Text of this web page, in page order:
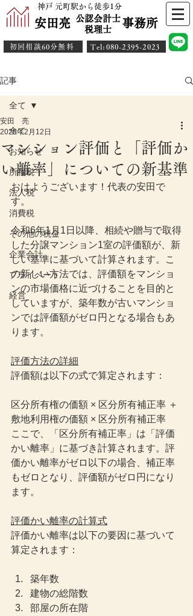
神戸 元町駅から徒歩1分
安田亮 事務所
公認会計士
​税理士
初回相談60分無料 ​Tel:080-2395-2023
記事
全て
お知らせ
所得税
法人税
消費税
その他の税金
企業会計
プライベート
経営
全て
マンション評価と「評価か
い離率」についての新基準
安田 亮
2025年2月12日
おはようございます！代表の安田で
す。
令和6年1月1日以降、相続や贈与で取得
した分譲マンション1室の評価額が、新
しい基準に基づいて計算されます。こ
の新しい方法では、評価額をマンショ
ンの市場価格に近づけることを目的と
していますが、築年数が古いマンショ
ンでは評価額がゼロ円となる場合もあ
ります。
評価方法の詳細
評価額は以下の式で算定されます：
区分所有権の価額 × 区分所有補正率 ＋
敷地利用権の価額 × 区分所有補正率
ここで、「区分所有補正率」は「評価
かい離率」に基づき計算されます。評
価かい離率がゼロ以下の場合、補正率
もゼロとなり、評価額がゼロ円になり
ます。
評価かい離率の計算式
評価かい離率は以下の要因に基づいて
算定されます：
築年数
建物の総階数
部屋の所在階